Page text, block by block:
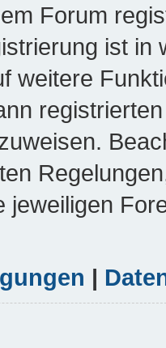
Forum
ist in
weitere
jeweiligen
|